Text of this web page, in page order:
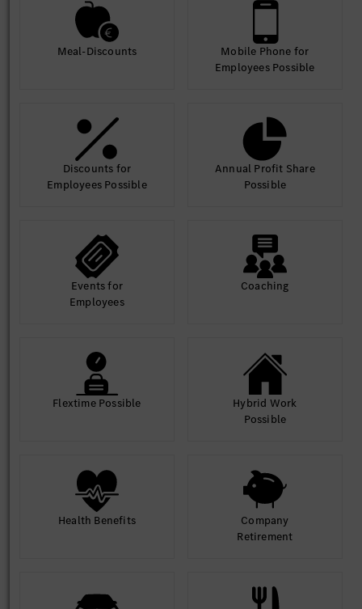
Meal-Discounts
Mobile Phone for
Employees Possible
Discounts for
Employees Possible
Annual Profit Share
Possible
Events for
Employees
Coaching
Flextime Possible
Hybrid Work
Possible
Health Benefits
Company
Retirement